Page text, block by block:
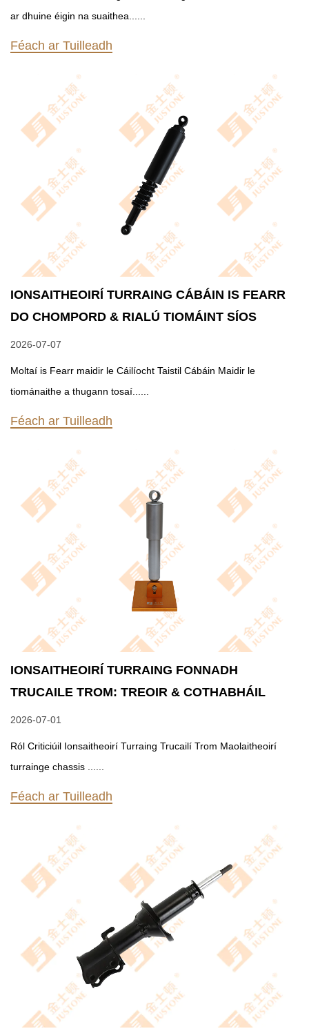
ar dhuine éigin na suaithea......
Féach ar Tuilleadh
IONSAITHEOIRÍ TURRAING CÁBÁIN IS FEARR
DO CHOMPORD & RIALÚ TIOMÁINT SÍOS
2026-07-07
Moltaí is Fearr maidir le Cáilíocht Taistil Cábáin Maidir le
tiománaithe a thugann tosaí......
Féach ar Tuilleadh
IONSAITHEOIRÍ TURRAING FONNADH
TRUCAILE TROM: TREOIR & COTHABHÁIL
2026-07-01
Ról Criticiúil Ionsaitheoirí Turraing Trucailí Trom Maolaitheoirí
turrainge chassis ......
Féach ar Tuilleadh